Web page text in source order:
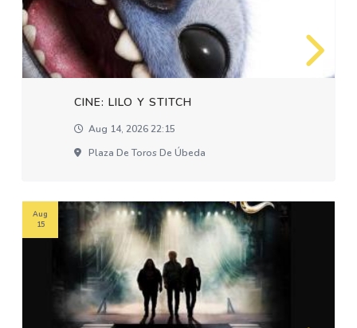
CINE: LILO Y STITCH
Aug 14, 2026 22:15
Plaza De Toros De Úbeda
Aug
15